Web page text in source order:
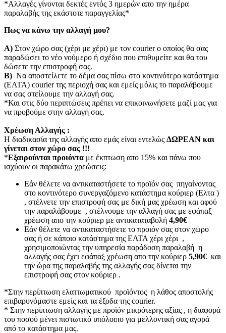
*Αλλαγές γίνονται δεκτές εντός 3 ημερών απο την ημέρα
παραλαβής της εκάστοτε παραγγελίας*
Πως να κάνω την αλλαγή μου?
Α) Στον χώρο σας (χέρι με χέρι) με τον courier o οποίος θα σας
παραδώσει το νέο νούμερο ή σχέδιο που επιθυμείτε και θα του
δώσετε την επιστροφή σας.
Β) Να αποστείλετε το δέμα σας πίσω στο κοντινότερο κατάστημα
(ΕΛΤΑ) courier της περιοχή σας και εμείς μόλις το παραλάβουμε
να σας στείλουμε την αλλαγή σας.
*Και στις δύο περιπτώσεις πρέπει να επικοινωνήσετε μαζί μας για
να προβούμε στην αλλαγή σας.
Χρέωση Αλλαγής :
Η διαδικασία της αλλαγής απο εμάς είναι εντελώς ΔΩΡΕΑΝ και
γίνεται στον χώρο σας !!!
*Εξαιρούνται προιόντα με έκπτωση απο 15% και πάνω που
ισχύουν οι παρακάτω χρεώσεις:
Εάν θέλετε να αντικαταστήσετε το προϊόν σας πηγαίνοντας
στο κοντινότερο συνεργαζόμενο κατάστημα κούριερ (Ελτα )
, στέλνετε την επιστροφή σας με δική μας χρέωση και αφού
την παραλάβουμε , στέλνουμε την αλλαγή σας με εφάπαξ
χρέωση απο την κούριερ με αντικαταταβολή 4,90€
Εάν θέλετε να αντικαταστήσετε το προιόν σας στον χώρο
σας ή σε κάποιο κατάστημα της ΕΛΤΑ χέρι χέρι ,
χρησιμοποιώντας την υπηρεσία παράδοση παραλαβή η
αλλαγής σας έχει εφάπαξ χρέωση απο την κούριερ 5,90€ και
την ώρα της παραλαβής της αλλαγής σας δίνεται την
επιστροφή σας στον κούριερ .
*Στην περίπτωση ελαττωματικού προϊόντος η λάθος αποστολής
επιβαρυνόμαστε εμείς και τα έξοδα της courier.
* Στην περίπτωση αλλαγής με προϊόν μικρότερης αξίας , η διαφορά
του ποσού μένει πιστωτικό υπόλοιπο για μελλοντική σας αγορά
από το κατάστημα μας.